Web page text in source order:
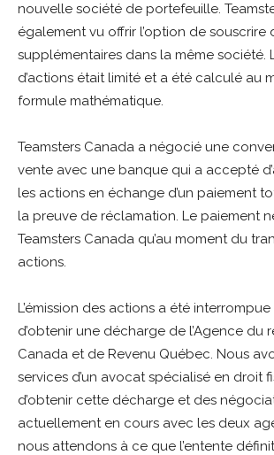
nouvelle société de portefeuille.
également vu offrir l’option de souscrire
supplémentaires dans la même société.
d’actions était limité et a été calculé au
formule mathématique.
Teamsters Canada a négocié une
vente avec une banque qui a accepté
les actions en échange d’un paiement
la preuve de réclamation. Le paiement
Teamsters Canada qu’au moment du
actions.
L’émission des actions a été
d’obtenir une décharge de l’Agence du
Canada et de Revenu Québec. Nous
services d’un avocat spécialisé en droit
d’obtenir cette décharge et des
actuellement en cours avec les deux
nous attendons à ce que l’entente